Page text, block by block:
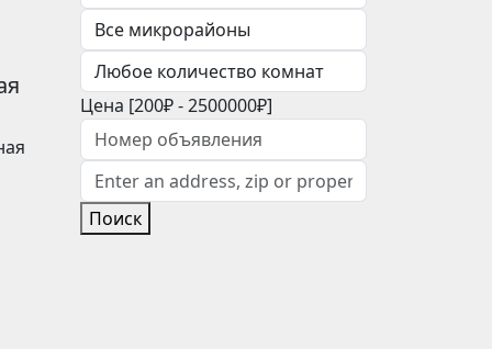
Цена [200₽-2500000₽]
Поиск